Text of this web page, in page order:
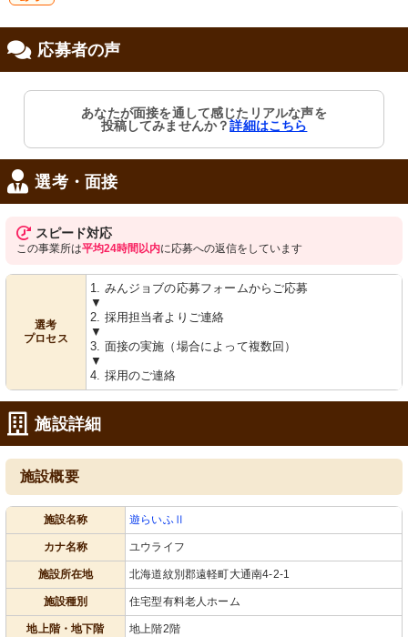
応募者の声
あなたが面接を通して感じたリアルな声を
投稿してみませんか？詳細はこちら
選考・面接
スピード対応
この事業所は平均24時間以内に応募への返信をしています
選考
プロセス
1. みんジョブの応募フォームからご応募
▼
2. 採用担当者よりご連絡
▼
3. 面接の実施（場合によって複数回）
▼
4. 採用のご連絡
施設詳細
施設概要
施設名称 遊らいふⅡ
カナ名称 ユウライフ
施設所在地 北海道紋別郡遠軽町大通南4-2-1
施設種別 住宅型有料老人ホーム
地上階・地下階 地上階2階